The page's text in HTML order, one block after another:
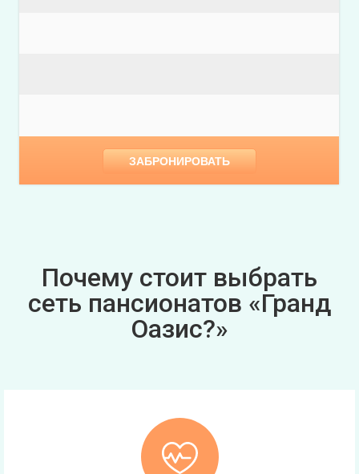
ЗАБРОНИРОВАТЬ
Почему стоит выбрать
сеть пансионатов «Гранд
Оазис?»